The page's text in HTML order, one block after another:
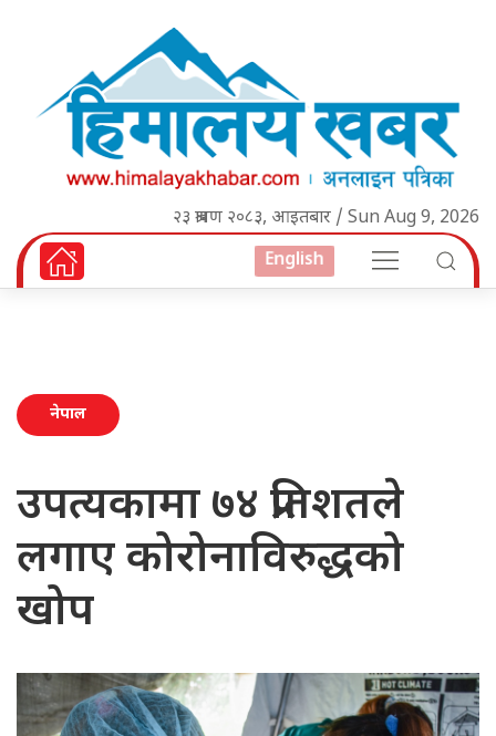
२३ श्रावण २०८३, आइतबार / Sun Aug 9, 2026
English
नेपाल
उपत्यकामा ७४ प्रतिशतले
लगाए कोरोनाविरुद्धको
खोप